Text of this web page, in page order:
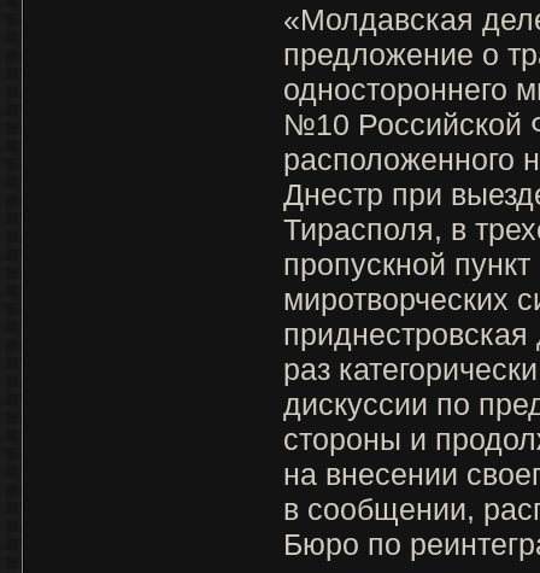
«Молдавская
предложение о
одностороннего
№10 Российской
расположенного
Днестр при
Тирасполя, в
пропускной
миротворческих
раз
дискуссии по
стороны и
на внесении
в сообщении,
Бюро по